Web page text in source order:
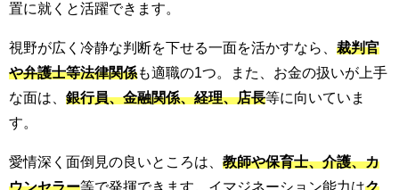
置に就くと活躍できます。
視野が広く冷静な判断を下せる一面を活かすなら、 裁判官
や弁護士等法律関係も適職の1つ。また、お金の扱いが上手
な面は、 銀行員、金融関係、経理、店長等に向いていま
す。
愛情深く面倒見の良いところは、 教師や保育士、介護、カ
ウンセラー等で発揮できます。イマジネーション能力はク